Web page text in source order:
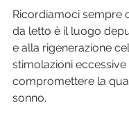
Ricordiamoci sempre
da letto è il luogo
e alla rigenerazione
stimolazioni
compromettere la
sonno.